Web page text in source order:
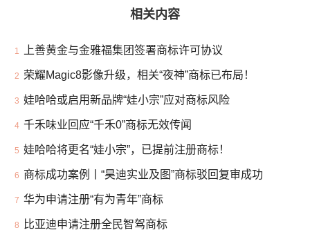
相关内容
1 上善黄金与金雅福集团签署商标许可协议
2 荣耀Magic8影像升级，相关“夜神”商标已布局！
3 娃哈哈或启用新品牌“娃小宗”应对商标风险
4 千禾味业回应“千禾0”商标无效传闻
5 娃哈哈将更名“娃小宗”，已提前注册商标！
6 商标成功案例丨“昊迪实业及图”商标驳回复审成功
7 华为申请注册“有为青年”商标
8 比亚迪申请注册全民智驾商标